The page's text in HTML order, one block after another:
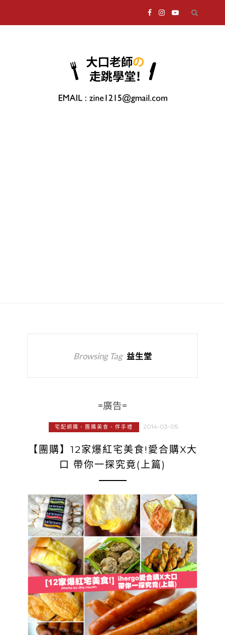
Browsing Tag 益生堂
=廣告=
宅配網購、團購美食、伴手禮 2014-03-05
【團購】12家爆紅宅美食!愛合購X大
口 帶你一探究竟(上篇)